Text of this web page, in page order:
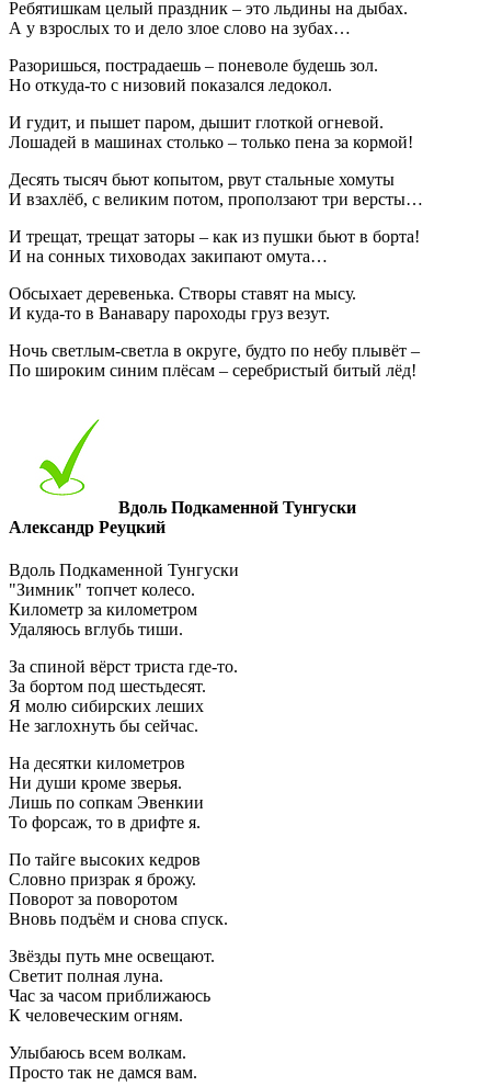
Ребятишкам целый праздник – это льдины на дыбах.
А у взрослых то и дело злое слово на зубах…
Разоришься, пострадаешь – поневоле будешь зол.
Но откуда-то с низовий показался ледокол.
И гудит, и пышет паром, дышит глоткой огневой.
Лошадей в машинах столько – только пена за кормой!
Десять тысяч бьют копытом, рвут стальные хомуты
И взахлёб, с великим потом, проползают три версты…
И трещат, трещат заторы – как из пушки бьют в борта!
И на сонных тиховодах закипают омута…
Обсыхает деревенька. Створы ставят на мысу.
И куда-то в Ванавару пароходы груз везут.
Ночь светлым-светла в округе, будто по небу плывёт –
По широким синим плёсам – серебристый битый лёд!
Вдоль Подкаменной Тунгуски
Александр Реуцкий
Вдоль Подкаменной Тунгуски
"Зимник" топчет колесо.
Километр за километром
Удаляюсь вглубь тиши.
За спиной вёрст триста где-то.
За бортом под шестьдесят.
Я молю сибирских леших
Не заглохнуть бы сейчас.
На десятки километров
Ни души кроме зверья.
Лишь по сопкам Эвенкии
То форсаж, то в дрифте я.
По тайге высоких кедров
Словно призрак я брожу.
Поворот за поворотом
Вновь подъём и снова спуск.
Звёзды путь мне освещают.
Светит полная луна.
Час за часом приближаюсь
К человеческим огням.
Улыбаюсь всем волкам.
Просто так не дамся вам.